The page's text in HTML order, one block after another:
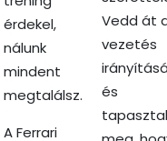
érdekel,
nálunk
mindent
megtalálsz.
A Ferrari
Vedd át
vezetés
és